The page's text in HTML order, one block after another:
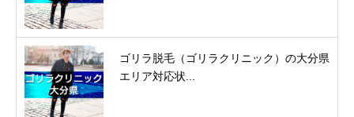
ゴリラ脱毛（ゴリラクリニック）の大分県
エリア対応状...